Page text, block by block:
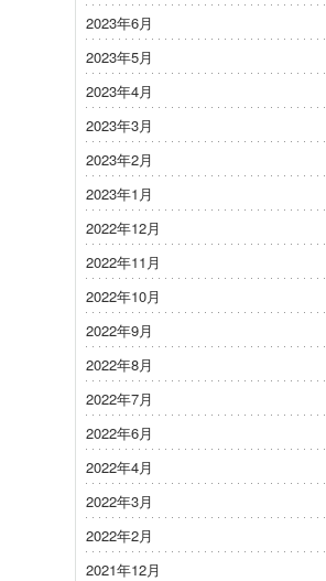
2023年6月
2023年5月
2023年4月
2023年3月
2023年2月
2023年1月
2022年12月
2022年11月
2022年10月
2022年9月
2022年8月
2022年7月
2022年6月
2022年4月
2022年3月
2022年2月
2021年12月